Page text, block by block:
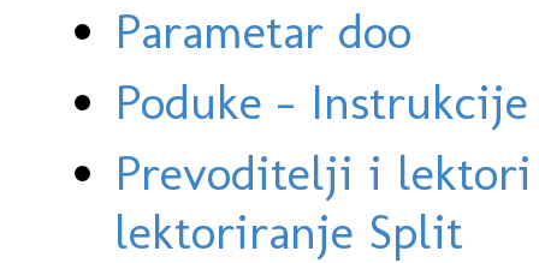
Parametar doo
Poduke -
Prevoditelji i
lektoriranje Split